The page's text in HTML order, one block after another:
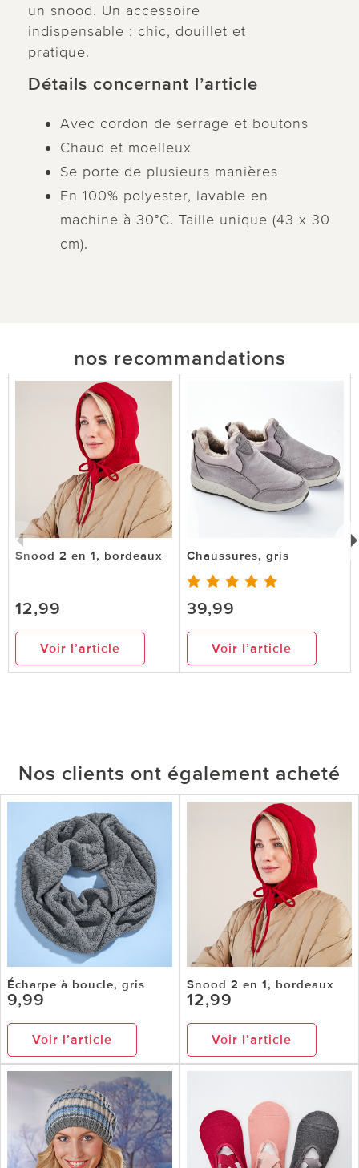
un snood. Un accessoire
indispensable : chic, douillet et
pratique.
Détails concernant l’article
Avec cordon de serrage et boutons
Chaud et moelleux
Se porte de plusieurs manières
En 100% polyester, lavable en
machine à 30°C. Taille unique (43 x 30
cm).
nos recommandations
Snood 2 en 1, bordeaux
12,99
Voir l’article
Chaussures, gris
39,99
Voir l’article
Nos clients ont également acheté
Écharpe à boucle, gris
9,99
Voir l’article
Snood 2 en 1, bordeaux
12,99
Voir l’article